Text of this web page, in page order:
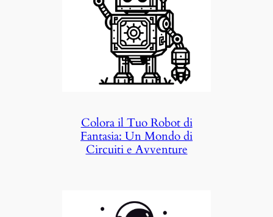
Colora il Tuo Robot di
Fantasia: Un Mondo di
Circuiti e Avventure